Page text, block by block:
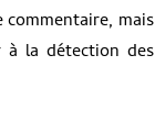
mais
à la détection des